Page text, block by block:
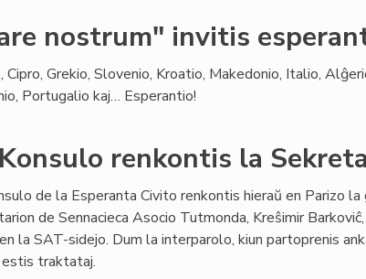
nostrum" invitis
Cipro, Grekio, Slovenio, Kroatio, Makedonio, Italio,
Portugalio kaj… Esperantio!
renkontis la
de la Esperanta Civito renkontis hieraŭ en Parizo la
de Sennacieca Asocio Tutmonda, Kreŝimir
la SAT-sidejo. Dum la interparolo, kiun partoprenis
traktataj.